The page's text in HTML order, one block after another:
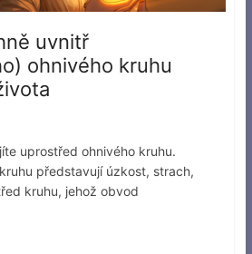
uvnitř
ohnivého kruhu
uprostřed ohnivého kruhu.
představují úzkost, strach,
kruhu, jehož obvod